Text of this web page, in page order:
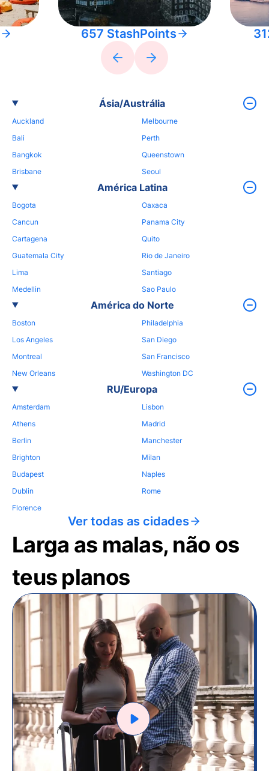
657 StashPoints
Ásia/Austrália
Auckland
Bali
Bangkok
Brisbane
Melbourne
Perth
Queenstown
Seoul
América Latina
Bogota
Cancun
Cartagena
Guatemala City
Lima
Medellin
Oaxaca
Panama City
Quito
Rio de Janeiro
Santiago
Sao Paulo
América do Norte
Boston
Los Angeles
Montreal
New Orleans
Philadelphia
San Diego
San Francisco
Washington DC
RU/Europa
Amsterdam
Athens
Berlin
Brighton
Budapest
Dublin
Florence
Lisbon
Madrid
Manchester
Milan
Naples
Rome
Ver todas as cidades
Larga as malas, não os
teus planos